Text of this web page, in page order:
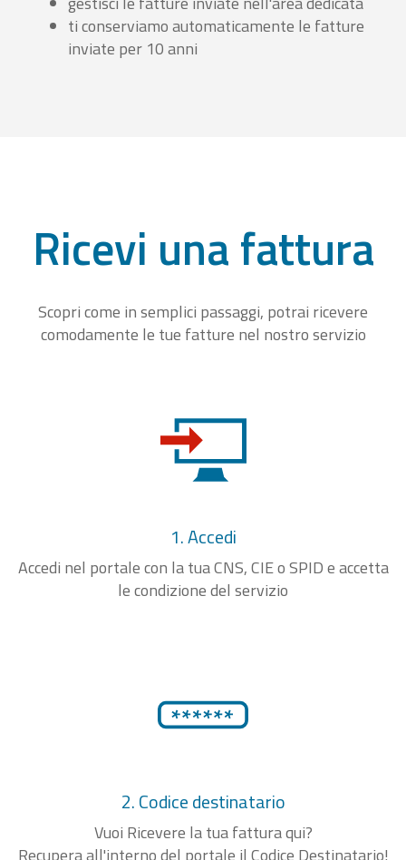
ti conserviamo automaticamente le fatture
inviate per 10 anni
Ricevi una fattura
Scopri come in semplici passaggi, potrai ricevere
comodamente le tue fatture nel nostro servizio
1. Accedi
Accedi nel portale con la tua CNS, CIE o SPID e accetta
le condizione del servizio
2. Codice destinatario
Vuoi Ricevere la tua fattura qui?
Recupera all'interno del portale il Codice Destinatario!